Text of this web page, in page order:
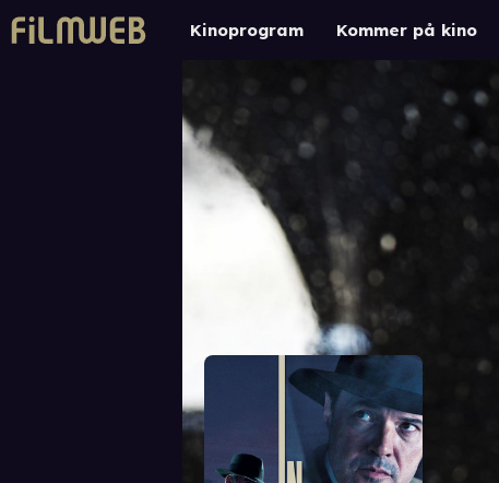
Kinoprogram Kommer på kino